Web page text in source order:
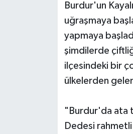
Burdur'un
uğraşmaya
yapmaya
şimdilerde
ilçesindeki bir
ülkelerden
"Burdur'da ata
Dedesi